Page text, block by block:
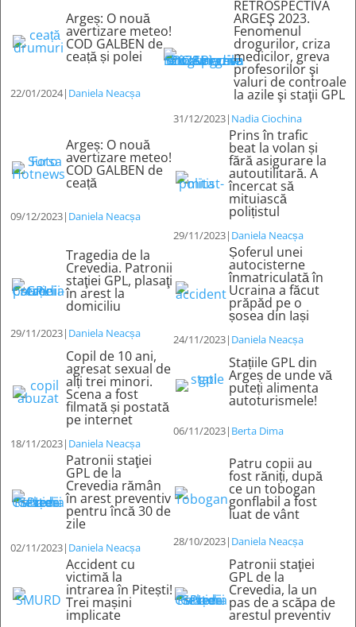
Argeș: O nouă
avertizare meteo!
COD GALBEN de
ceață și polei
22/01/2024| Daniela Neacșa
RETROSPECTIVA
ARGEŞ 2023.
Fenomenul
drogurilor, criza
medicilor, greva
profesorilor şi
valuri de controale
la azile şi staţii GPL
31/12/2023| Nadia Ciochina
Argeș: O nouă
avertizare meteo!
COD GALBEN de
ceață
09/12/2023| Daniela Neacșa
Prins în trafic
beat la volan și
fără asigurare la
autoutilitară. A
încercat să
mituiască
polițistul
29/11/2023| Daniela Neacșa
Tragedia de la
Crevedia. Patronii
staţiei GPL, plasaţi
în arest la
domiciliu
29/11/2023| Daniela Neacșa
Șoferul unei
autocisterne
înmatriculată în
Ucraina a făcut
prăpăd pe o
șosea din Iași
24/11/2023| Daniela Neacșa
Copil de 10 ani,
agresat sexual de
alți trei minori.
Scena a fost
filmată și postată
pe internet
18/11/2023| Daniela Neacșa
Stațiile GPL din
Argeș de unde vă
puteți alimenta
autoturismele!
06/11/2023| Berta Dima
Patronii staţiei
GPL de la
Crevedia rămân
în arest preventiv
pentru încă 30 de
zile
02/11/2023| Daniela Neacșa
Patru copii au
fost răniți, după
ce un tobogan
gonflabil a fost
luat de vânt
28/10/2023| Daniela Neacșa
Accident cu
victimă la
intrarea în Pitești!
Trei mașini
implicate
Patronii staţiei
GPL de la
Crevedia, la un
pas de a scăpa de
arestul preventiv